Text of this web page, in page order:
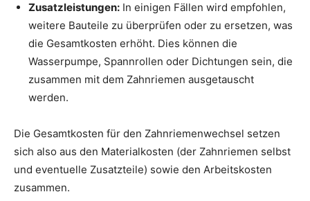
Zusatzleistungen: In einigen Fällen wird empfohlen,
weitere Bauteile zu überprüfen oder zu ersetzen, was
die Gesamtkosten erhöht. Dies können die
Wasserpumpe, Spannrollen oder Dichtungen sein, die
zusammen mit dem Zahnriemen ausgetauscht
werden.
Die Gesamtkosten für den Zahnriemenwechsel setzen
sich also aus den Materialkosten (der Zahnriemen selbst
und eventuelle Zusatzteile) sowie den Arbeitskosten
zusammen.